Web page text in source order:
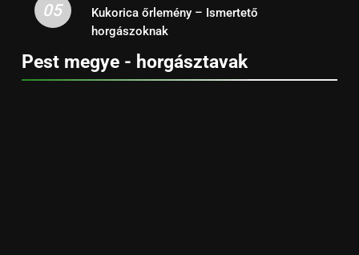
05
Kukorica őrlemény – Ismertető
horgászoknak
Pest megye - horgásztavak